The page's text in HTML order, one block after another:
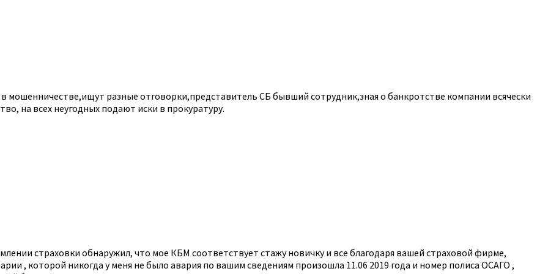
мошенничестве,ищут разные отговорки,представитель СБ бывший сотрудник,зная о банкротстве компании всячески
на всех неугодных подают иски в прокуратуру.
страховки обнаружил, что мое КБМ соответствует стажу новичку и все благодаря вашей страховой фирме,
, которой никогда у меня не было авария по вашим сведениям произошла 11.06 2019 года и номер полиса ОСАГО ,